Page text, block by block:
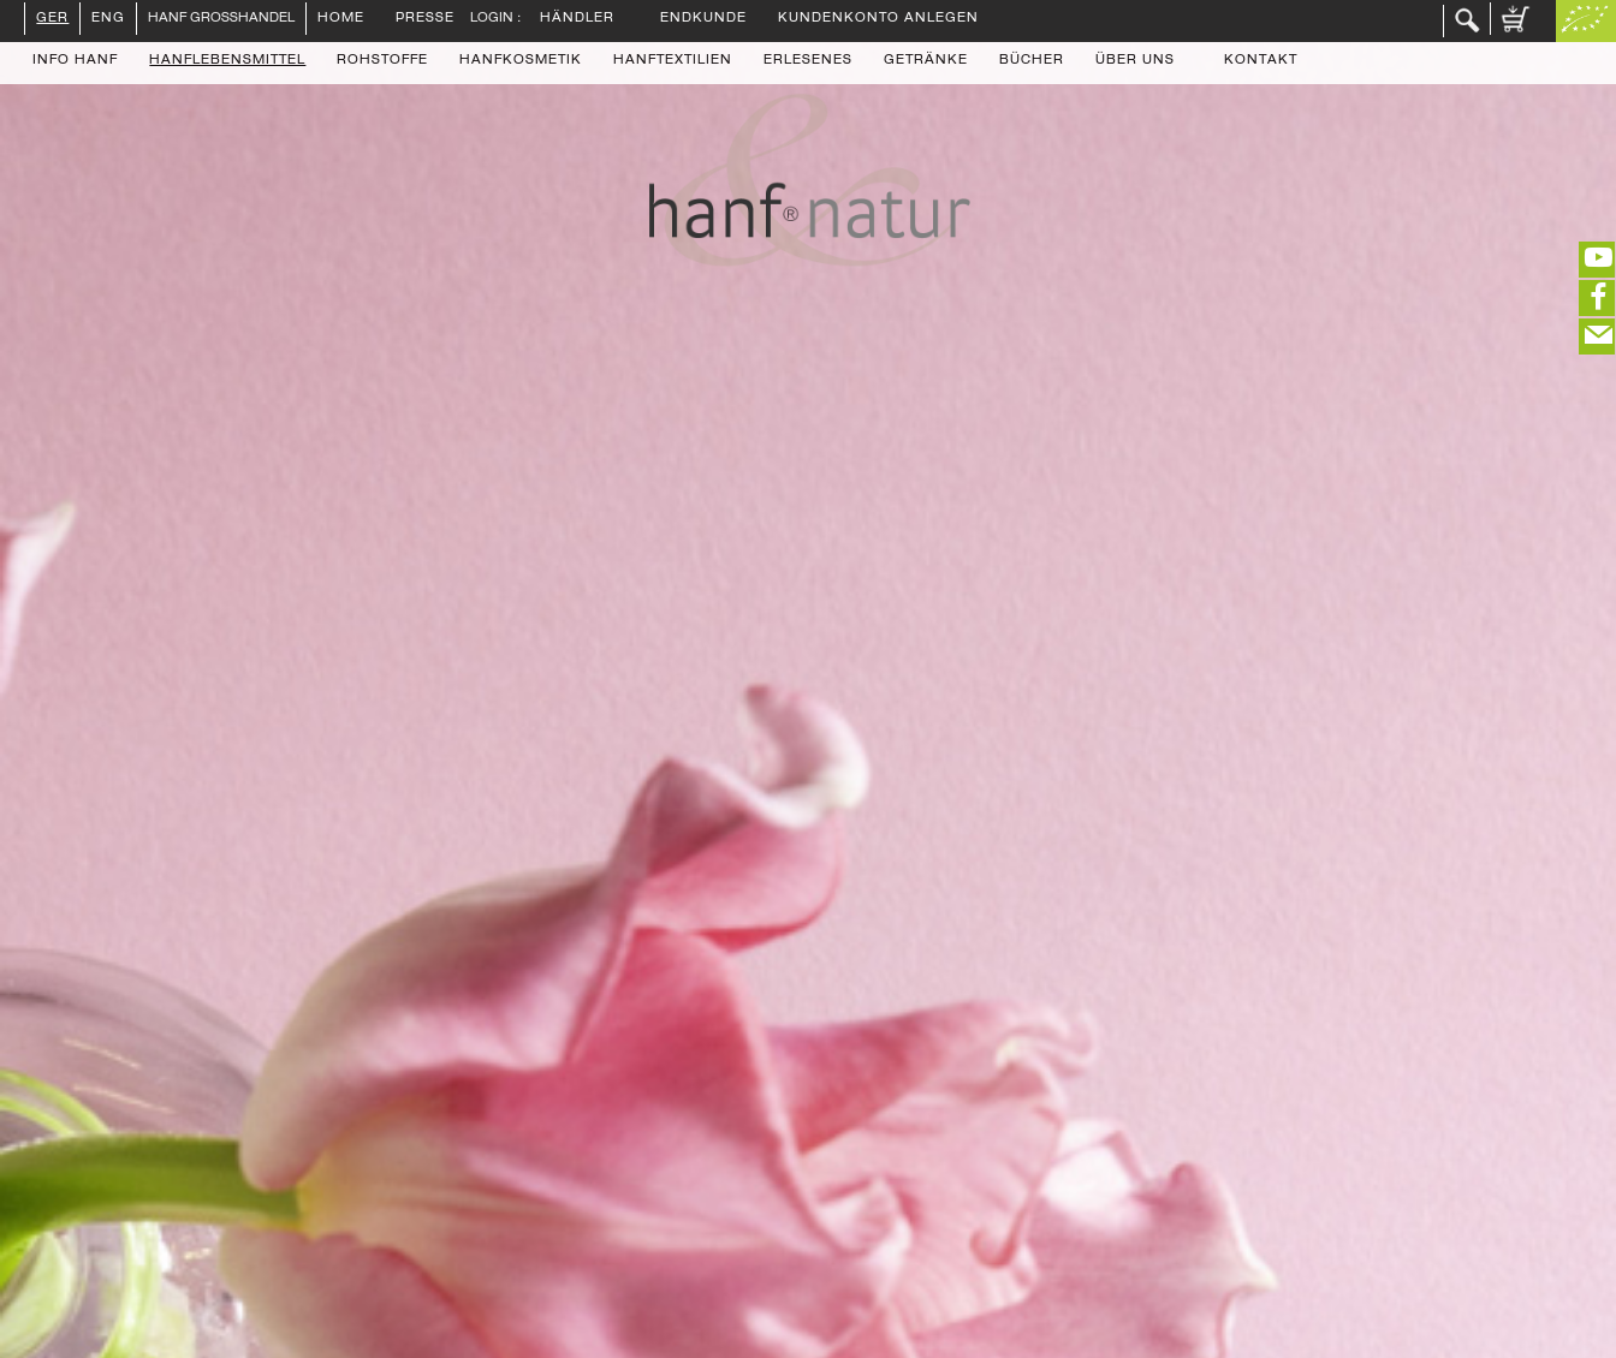
GER ENG HANF GROSSHANDEL HOME PRESSE LOGIN : HÄNDLER ENDKUNDE KUNDENKONTO ANLEGEN
INFO HANF HANFLEBENSMITTEL ROHSTOFFE HANFKOSMETIK HANFTEXTILIEN ERLESENES GETRÄNKE BÜCHER ÜBER UNS KONTAKT